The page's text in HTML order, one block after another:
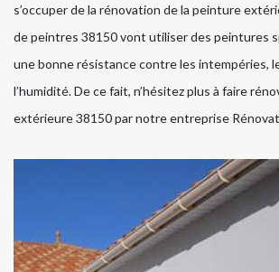
s’occuper de la rénovation de la peinture
de peintres 38150 vont utiliser des peintures
une bonne résistance contre les intempéries,
l’humidité. De ce fait, n’hésitez plus à faire
extérieure 38150 par notre entreprise